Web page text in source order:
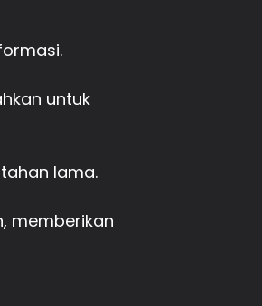
untuk
lama.
memberikan